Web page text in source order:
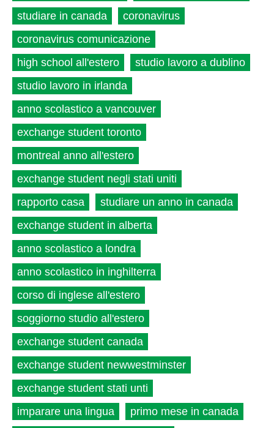
studiare in canada
coronavirus
coronavirus comunicazione
high school all'estero
studio lavoro a dublino
studio lavoro in irlanda
anno scolastico a vancouver
exchange student toronto
montreal anno all'estero
exchange student negli stati uniti
rapporto casa
studiare un anno in canada
exchange student in alberta
anno scolastico a londra
anno scolastico in inghilterra
corso di inglese all'estero
soggiorno studio all'estero
exchange student canada
exchange student newwestminster
exchange student stati unti
imparare una lingua
primo mese in canada